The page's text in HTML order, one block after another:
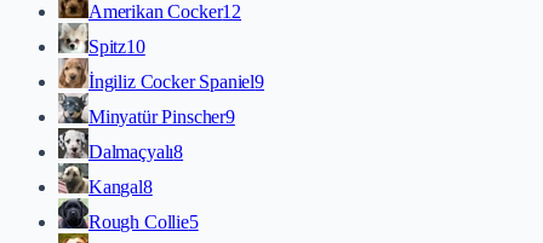
Amerikan Cocker12
Spitz10
İngiliz Cocker Spaniel9
Minyatür Pinscher9
Dalmaçyalı8
Kangal8
Rough Collie5